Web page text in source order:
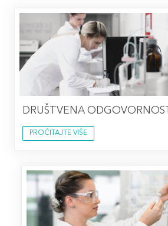
DRUŠTVENA ODGOVORNOST
PROČITAJTE VIŠE